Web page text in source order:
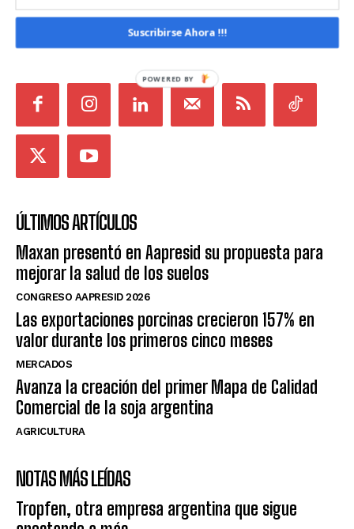
Noticias de Campo es un medio independiente
focalizado en Redes Sociales que intenta aglutinar
todas las noticias del sector en un sólo lugar.
ÚLTIMOS ARTÍCULOS
Maxan presentó en Aapresid su propuesta para
mejorar la salud de los suelos
CONGRESO AAPRESID 2026
Las exportaciones porcinas crecieron 157% en
valor durante los primeros cinco meses
MERCADOS
Avanza la creación del primer Mapa de Calidad
Comercial de la soja argentina
AGRICULTURA
NOTAS MÁS LEÍDAS
Tropfen, otra empresa argentina que sigue
Suscribirse Ahora !!!
POWERED BY